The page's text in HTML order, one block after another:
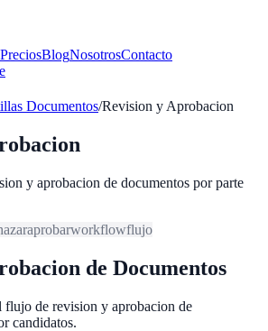
PreciosBlogNosotrosContacto
Documentos/Revision y Aprobacion
y aprobacion de documentos por parte
aprobarworkflowflujo
de Documentos
flujo de revision y aprobacion de
candidatos.